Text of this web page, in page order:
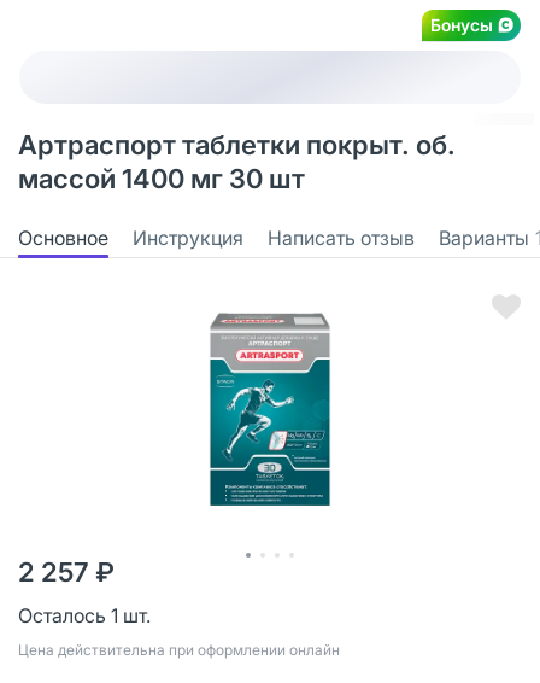
Бонусы
Артраспорт таблетки покрыт. об.
массой 1400 мг 30 шт
Основное Инструкция Написать отзыв Варианты
2 257 ₽
Осталось 1 шт.
Цена действительна при оформлении онлайн